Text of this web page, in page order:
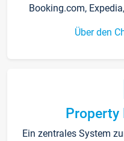
Booking.com,
Über den
Property
Ein zentrales System